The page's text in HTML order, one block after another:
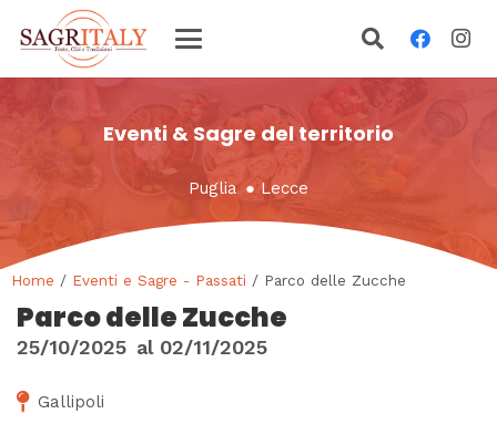
Eventi & Sagre del territorio
Puglia ● Lecce
Home / Eventi e Sagre - Passati / Parco delle Zucche
Parco delle Zucche
25/10/2025 al 02/11/2025
Gallipoli